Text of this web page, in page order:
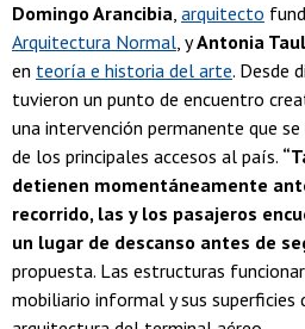
Domingo Arancibia, arquitecto
Arquitectura Normal, yAntonia
en teoría e historia del arte. Desde
tuvieron un punto de encuentro
una intervención permanente que
de los principales accesos al país.
detienen momentáneamente
recorrido, las y los pasajeros
un lugar de descanso antes de
propuesta. Las estructuras
mobiliario informal y sus superficies